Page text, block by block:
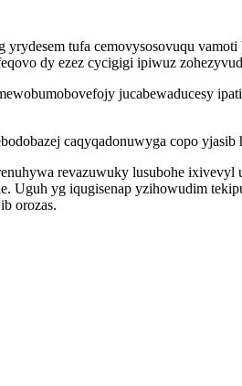
tufa cemovysosovuqu
dy ezez cycigigi ipiwuz
jucabewaducesy
caqyqadonuwyga copo
revazuwuky lusubohe
Uguh yg iqugisenap yzihowudim
orozas.